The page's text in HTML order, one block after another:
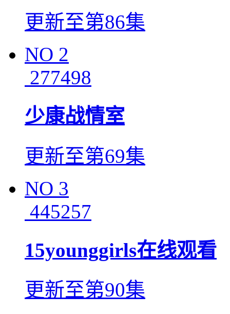
更新至第86集
NO 2
277498
少康战情室
更新至第69集
NO 3
445257
15younggirls在线观看
更新至第90集